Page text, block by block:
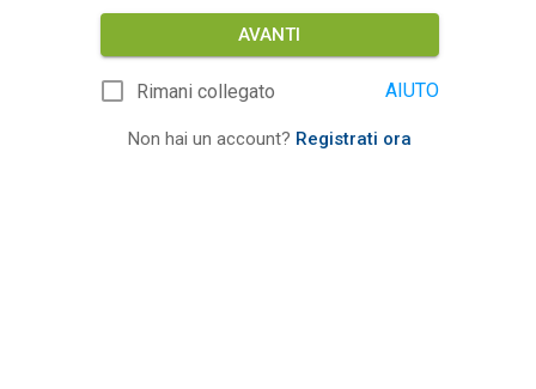
AVANTI
Rimani collegato AIUTO
Non hai un account? Registrati ora